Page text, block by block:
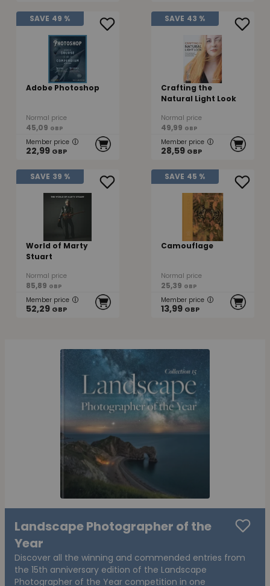
SAVE 49 %
Adobe Photoshop
Normal price
45,09 GBP
Member price
22,99 GBP
SAVE 43 %
Crafting the
Natural Light Look
Normal price
49,99 GBP
Member price
28,59 GBP
SAVE 39 %
World of Marty
Stuart
Normal price
85,89 GBP
Member price
52,29 GBP
SAVE 45 %
Camouflage
Normal price
25,39 GBP
Member price
13,99 GBP
Landscape Photographer of the
Year
Discover all the winning and commended entries from
the 15th anniversary edition of the Landscape
Photographer of the Year competition in one